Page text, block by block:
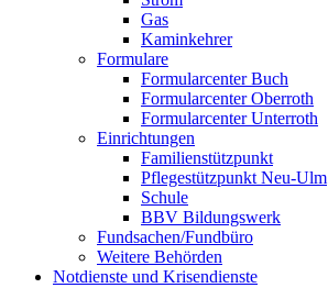
Gas
Kaminkehrer
Formulare
Formularcenter Buch
Formularcenter Oberroth
Formularcenter Unterroth
Einrichtungen
Familienstützpunkt
Pflegestützpunkt Neu-Ulm
Schule
BBV Bildungswerk
Fundsachen/Fundbüro
Weitere Behörden
Notdienste und Krisendienste